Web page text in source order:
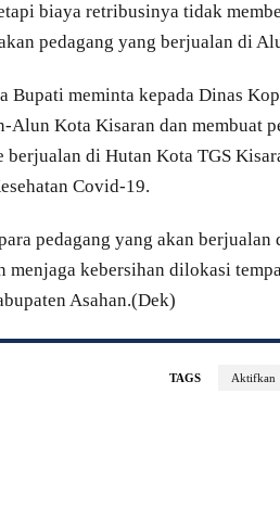
biaya retribusinya tidak
pedagang yang berjualan di
Bupati meminta kepada Dinas
Alun Kota Kisaran dan membuat
berjualan di Hutan Kota TGS
Covid-19.
pedagang yang akan
menjaga kebersihan dilokasi
Asahan.(Dek)
TAGS Aktifkan